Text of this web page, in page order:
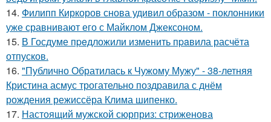
14. Филипп Киркоров снова удивил образом - поклонники
уже сравнивают его с Майклом Джексоном.
15. В Госдуме пpeдложили изменить пpaвила расчёта
отпусков.
16. "Публично Обратилась к Чужому Мужу" - 38-летняя
Кристина асмус трогательно поздравила с днём
рождения режиссёра Клима шипенко.
17. Настоящий мужской сюрприз: стриженова